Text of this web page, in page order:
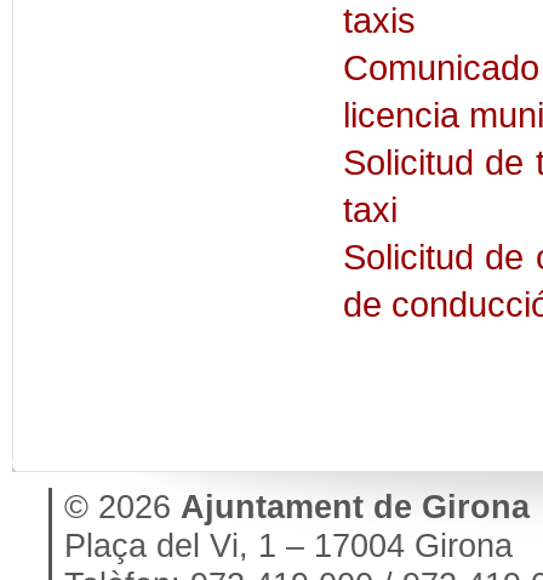
taxis
licencia
Solicitud de
taxi
Solicitud de
de
© 2026 Ajuntament de Girona
Plaça del Vi, 1 – 17004 Girona